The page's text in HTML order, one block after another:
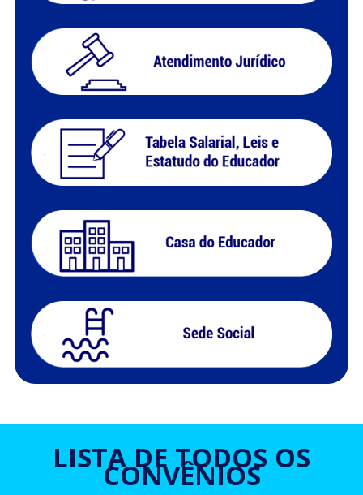
LISTA DE TODOS OS
CONVÊNIOS